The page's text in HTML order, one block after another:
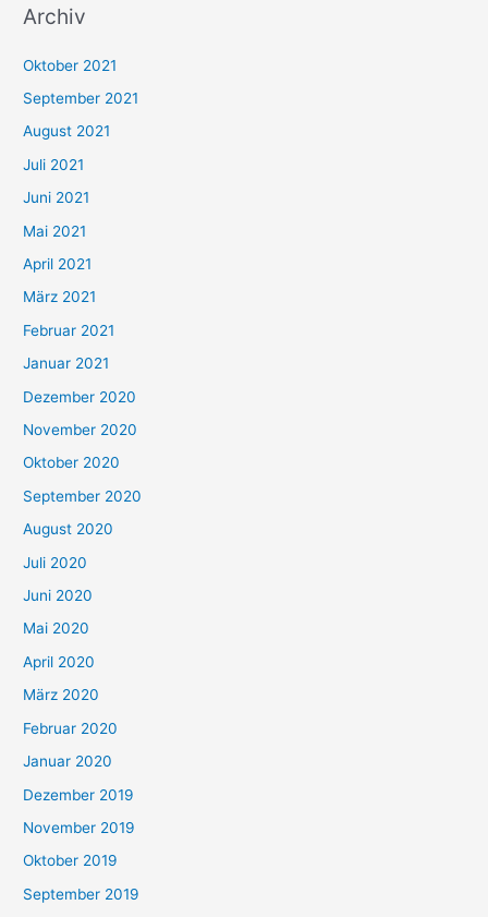
c
n
n
a
c
h
:
Archiv
Oktober 2021
September 2021
August 2021
Juli 2021
Juni 2021
Mai 2021
April 2021
März 2021
Februar 2021
Januar 2021
Dezember 2020
November 2020
Oktober 2020
September 2020
August 2020
Juli 2020
Juni 2020
Mai 2020
April 2020
März 2020
Februar 2020
Januar 2020
Dezember 2019
November 2019
Oktober 2019
September 2019